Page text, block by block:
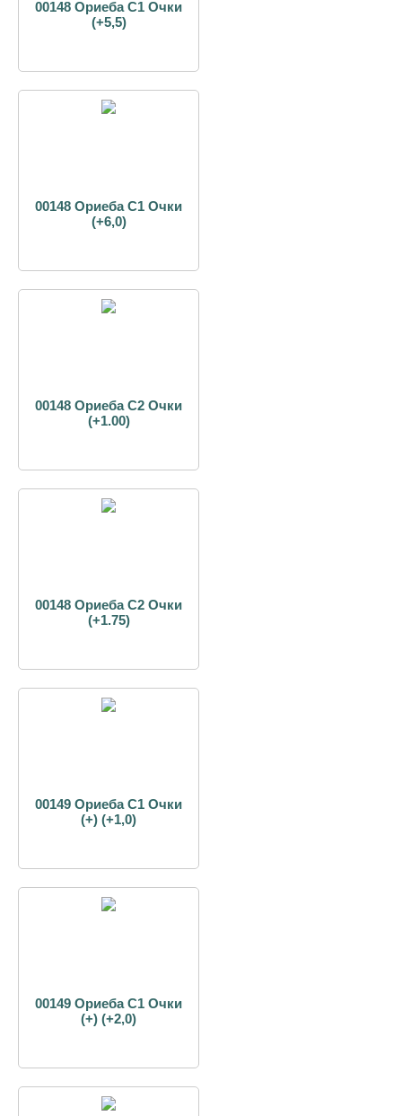
00148 Ориеба С1 Очки
(+5,5)
00148 Ориеба С1 Очки
(+6,0)
00148 Ориеба С2 Очки
(+1.00)
00148 Ориеба С2 Очки
(+1.75)
00149 Ориеба С1 Очки
(+) (+1,0)
00149 Ориеба С1 Очки
(+) (+2,0)